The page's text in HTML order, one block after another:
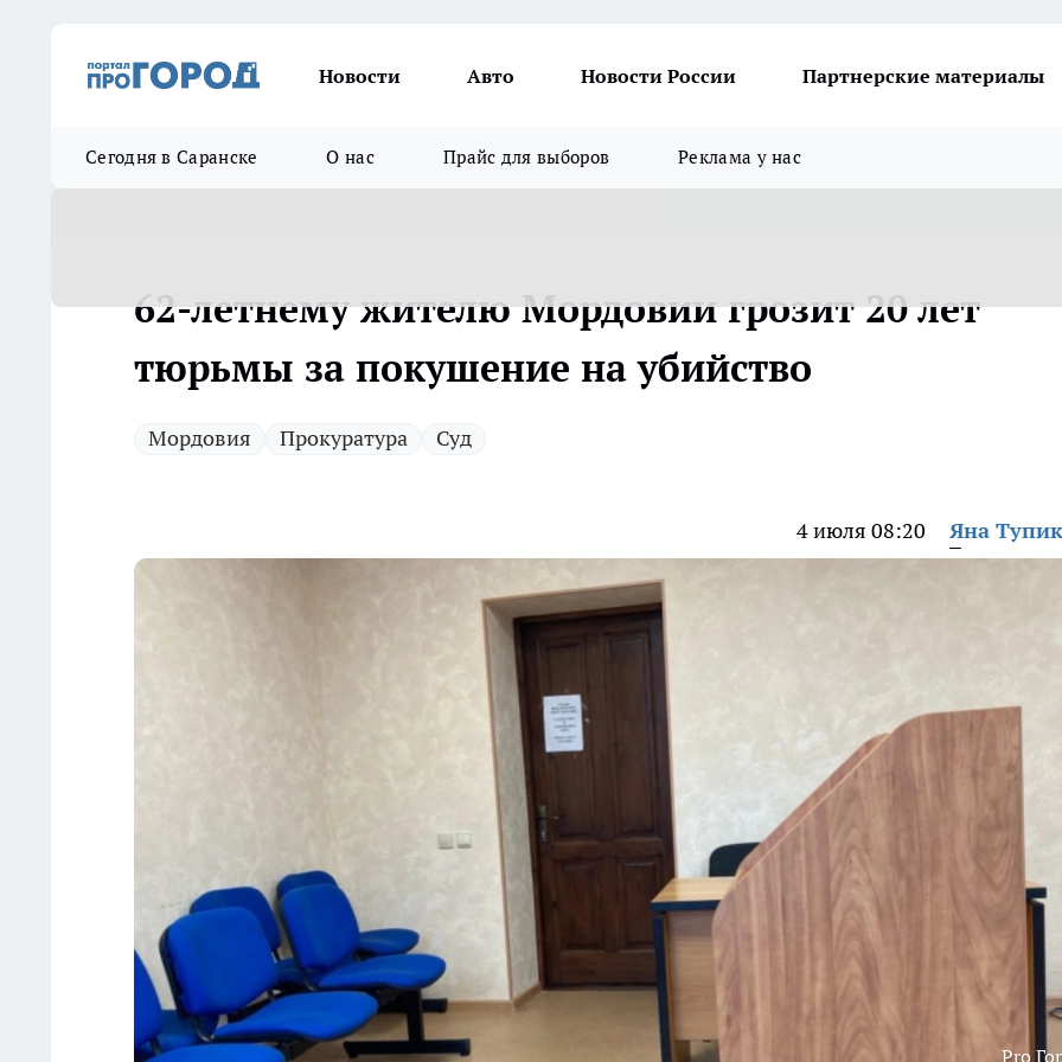
Новости Авто Новости России Партнерские материалы
Сегодня в Саранске О нас Прайс для выборов Реклама у нас
62-летнему жителю Мордовии грозит 20 лет
тюрьмы за покушение на убийство
Мордовия Прокуратура Суд
4 июля 08:20 Яна
Pro